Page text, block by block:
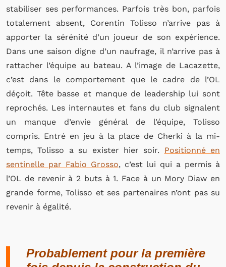
stabiliser ses performances. Parfois très bon, parfois
totalement absent, Corentin Tolisso n’arrive pas à
apporter la sérénité d’un joueur de son expérience.
Dans une saison digne d’un naufrage, il n’arrive pas à
rattacher l’équipe au bateau. A l’image de Lacazette,
c’est dans le comportement que le cadre de l’OL
déçoit. Tête basse et manque de leadership lui sont
reprochés. Les internautes et fans du club signalent
un manque d’envie général de l’équipe, Tolisso
compris. Entré en jeu à la place de Cherki à la mi-
temps, Tolisso a su exister hier soir. Positionné en
sentinelle par Fabio Grosso, c’est lui qui a permis à
l’OL de revenir à 2 buts à 1. Face à un Mory Diaw en
grande forme, Tolisso et ses partenaires n’ont pas su
revenir à égalité.
Probablement pour la première